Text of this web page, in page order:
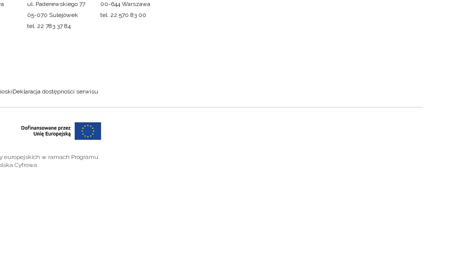
ul. Paderewskiego 77
05-070 Sulejówek
tel. 22 783 37 84
00-644 Warszawa
tel. 22 570 83 00
Deklaracja dostępności serwisu
europejskich w ramach Programu
Cyfrowa